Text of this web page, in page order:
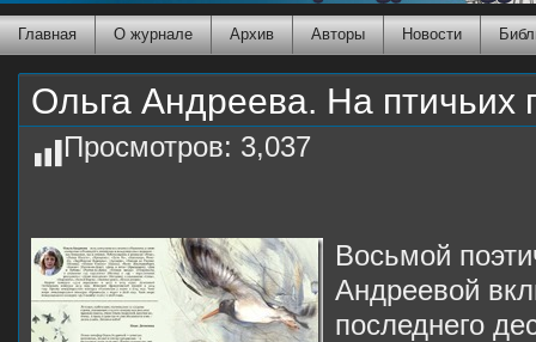
Главная О журнале Архив Авторы Новости
Ольга Андреева. На птичьих
Просмотров: 3,037
Восьмой
Андреевой
последнего